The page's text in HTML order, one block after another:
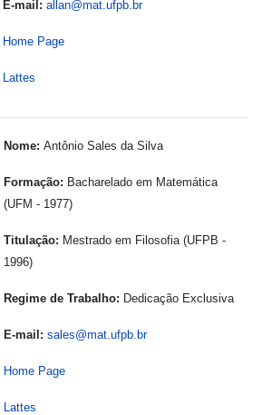
E-mail: allan@mat.ufpb.br
Home Page
Lattes
Nome: Antônio Sales da Silva
Formação: Bacharelado em Matemática
(UFM - 1977)
Titulação: Mestrado em Filosofia (UFPB -
1996)
Regime de Trabalho: Dedicação Exclusiva
E-mail: sales@mat.ufpb.br
Home Page
Lattes